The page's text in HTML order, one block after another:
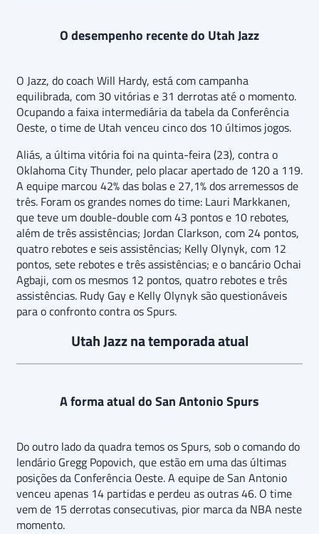
O desempenho recente do Utah Jazz
O Jazz, do coach Will Hardy, está com campanha
equilibrada, com 30 vitórias e 31 derrotas até o momento.
Ocupando a faixa intermediária da tabela da Conferência
Oeste, o time de Utah venceu cinco dos 10 últimos jogos.
Aliás, a última vitória foi na quinta-feira (23), contra o
Oklahoma City Thunder, pelo placar apertado de 120 a 119.
A equipe marcou 42% das bolas e 27,1% dos arremessos de
três. Foram os grandes nomes do time: Lauri Markkanen,
que teve um double-double com 43 pontos e 10 rebotes,
além de três assistências; Jordan Clarkson, com 24 pontos,
quatro rebotes e seis assistências; Kelly Olynyk, com 12
pontos, sete rebotes e três assistências; e o bancário Ochai
Agbaji, com os mesmos 12 pontos, quatro rebotes e três
assistências. Rudy Gay e Kelly Olynyk são questionáveis
para o confronto contra os Spurs.
Utah Jazz na temporada atual
A forma atual do San Antonio Spurs
Do outro lado da quadra temos os Spurs, sob o comando do
lendário Gregg Popovich, que estão em uma das últimas
posições da Conferência Oeste. A equipe de San Antonio
venceu apenas 14 partidas e perdeu as outras 46. O time
vem de 15 derrotas consecutivas, pior marca da NBA neste
momento.